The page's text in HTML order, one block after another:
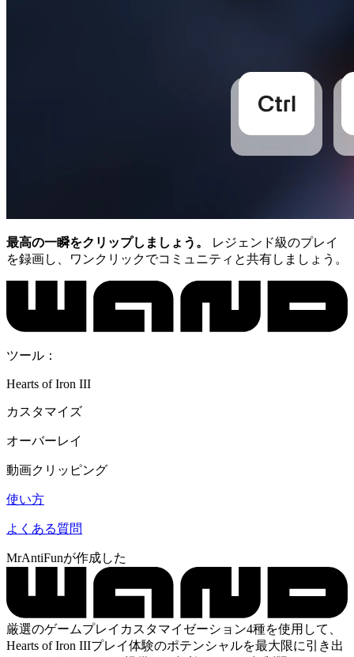
最高の一瞬をクリップしましょう。
レジェンド級のプレイ
を録画し、ワンクリックでコミュニティと共有しましょう。
ツール：
Hearts of Iron III
カスタマイズ
オーバーレイ
動画クリッピング
使い方
よくある質問
MrAntiFunが作成した
厳選のゲームプレイカスタマイゼーション4種を使用して、
Hearts of Iron IIIプレイ体験のポテンシャルを最大限に引き出